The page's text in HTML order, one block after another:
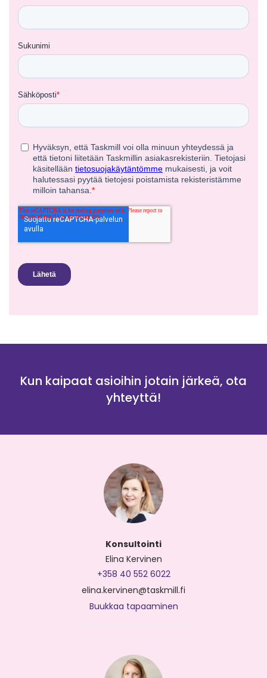
Kun kaipaat asioihin jotain järkeä, ota
yhteyttä!
Konsultointi
Elina Kervinen
+358 40 552 6022
elina.kervinen@taskmill.fi
Buukkaa tapaaminen